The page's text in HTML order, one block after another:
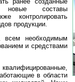
новые составы
контролировать
продукции.
всем необходимым
и средствами
в области